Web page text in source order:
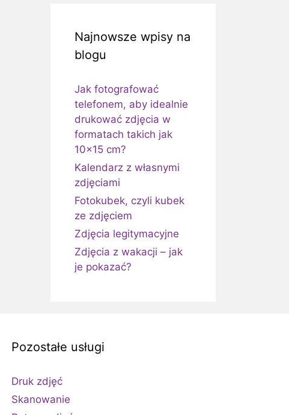
Najnowsze wpisy na
blogu
Jak fotografować
telefonem, aby idealnie
drukować zdjęcia w
formatach takich jak
10×15 cm?
Kalendarz z własnymi
zdjęciami
Fotokubek, czyli kubek
ze zdjęciem
Zdjęcia legitymacyjne
Zdjęcia z wakacji – jak
je pokazać?
Pozostałe usługi
Druk zdjęć
Skanowanie